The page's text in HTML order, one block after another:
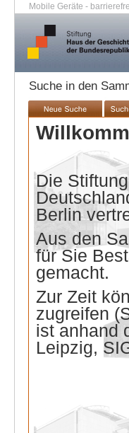
Mobile Geräte -
Suche in den
Die
Berlin
Aus den
für Sie
gemacht.
Zur Zeit
zugreifen
ist anhand
Leipzig,